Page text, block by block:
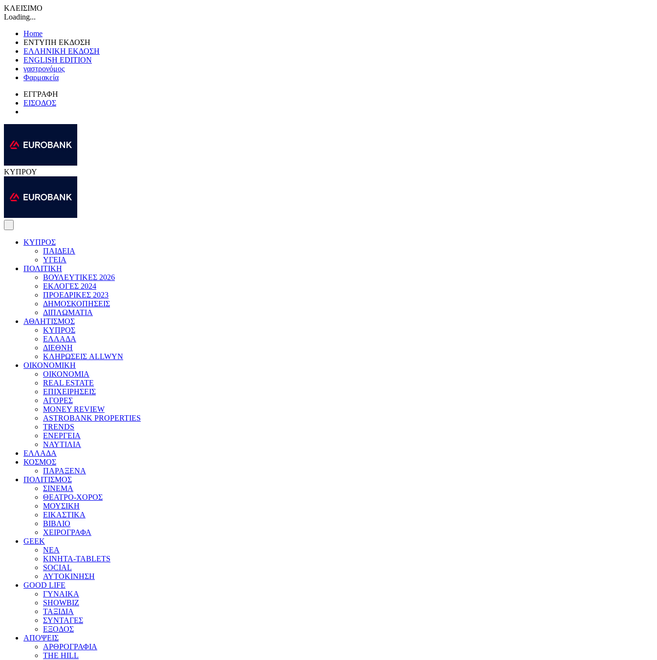
ΚΛΕΙΣΙΜΟ
Loading...
Home
ΕΝΤΥΠΗ ΕΚΔΟΣΗ
ΕΛΛΗΝΙΚΗ ΕΚΔΟΣΗ
ENGLISH EDITION
γαστρονόμος
Φαρμακεία
ΕΓΓΡΑΦΗ
ΕΙΣΟΔΟΣ
ΚΥΠΡΟΥ
ΚΥΠΡΟΣ
ΠΑΙΔΕΙΑ
ΥΓΕΙΑ
ΠΟΛΙΤΙΚΗ
ΒΟΥΛΕΥΤΙΚΕΣ 2026
ΕΚΛΟΓΕΣ 2024
ΠΡΟΕΔΡΙΚΕΣ 2023
ΔΗΜΟΣΚΟΠΗΣΕΙΣ
ΔΙΠΛΩΜΑΤΙΑ
ΑΘΛΗΤΙΣΜΟΣ
ΚΥΠΡΟΣ
ΕΛΛΑΔΑ
ΔΙΕΘΝΗ
ΚΛΗΡΩΣΕΙΣ ALLWYN
ΟΙΚΟΝΟΜΙΚΗ
ΟΙΚΟΝΟΜΙΑ
REAL ESTATE
ΕΠΙΧΕΙΡΗΣΕΙΣ
ΑΓΟΡΕΣ
MONEY REVIEW
ASTROBANK PROPERTIES
TRENDS
ΕΝΕΡΓΕΙΑ
ΝΑΥΤΙΛΙΑ
ΕΛΛΑΔΑ
ΚΟΣΜΟΣ
ΠΑΡΑΞΕΝΑ
ΠΟΛΙΤΙΣΜΟΣ
ΣΙΝΕΜΑ
ΘΕΑΤΡΟ-ΧΟΡΟΣ
ΜΟΥΣΙΚΗ
ΕΙΚΑΣΤΙΚΑ
ΒΙΒΛΙΟ
ΧΕΙΡΟΓΡΑΦΑ
GEEK
ΝΕΑ
ΚΙΝΗΤΑ-TABLETS
SOCIAL
ΑΥΤΟΚΙΝΗΣΗ
GOOD LIFE
ΓΥΝΑΙΚΑ
SHOWBIZ
ΤΑΞΙΔΙΑ
ΣΥΝΤΑΓΕΣ
ΕΞΟΔΟΣ
ΑΠΟΨΕΙΣ
ΑΡΘΡΟΓΡΑΦΙΑ
THE HILL